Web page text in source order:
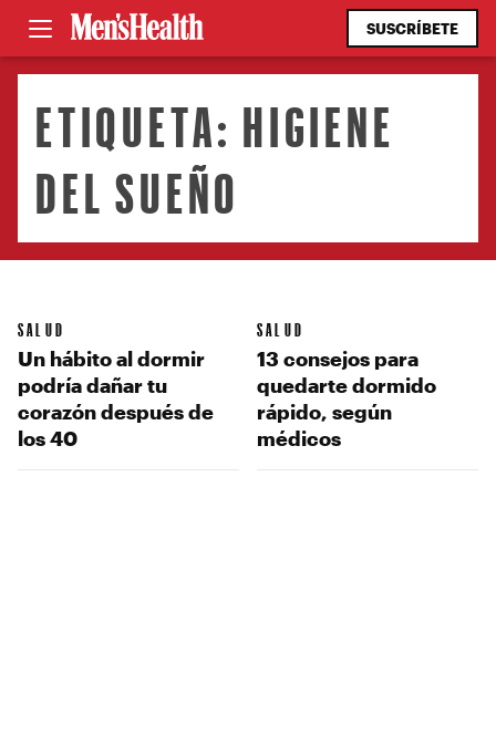
SUSCRÍBETE
ETIQUETA: HIGIENE
DEL SUEÑO
SALUD
Un hábito al dormir
podría dañar tu
corazón después de
los 40
SALUD
13 consejos para
quedarte dormido
rápido, según
médicos